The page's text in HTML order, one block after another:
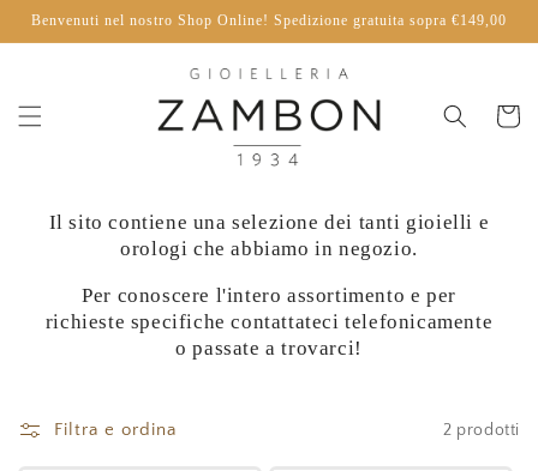
direttamente
ai contenuti
Benvenuti nel nostro Shop Online! Spedizione gratuita sopra €149,00
Carrello
Il sito contiene una selezione dei tanti gioielli e
orologi che abbiamo in negozio.
Per conoscere l'intero assortimento e per
richieste specifiche contattateci telefonicamente
o passate a trovarci!
Filtra e ordina 2 prodotti